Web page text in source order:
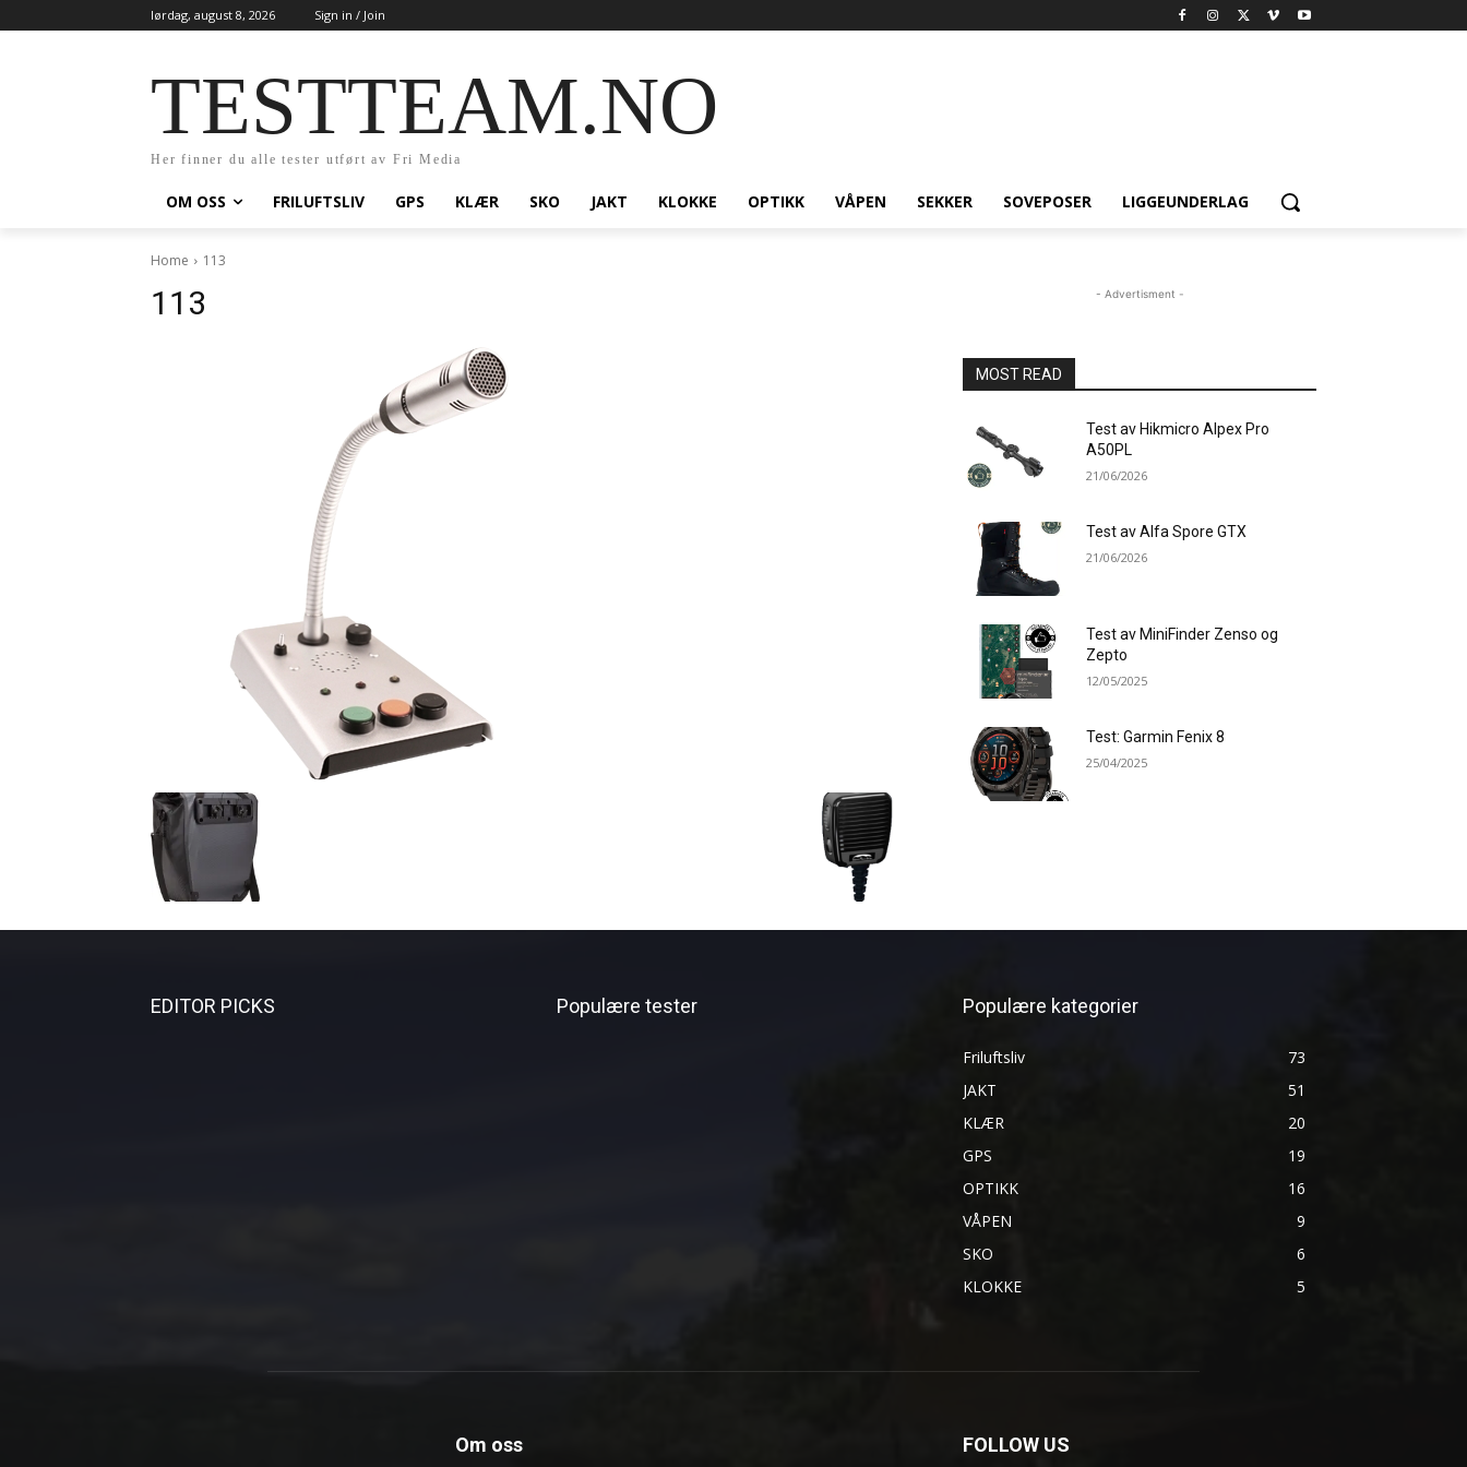
lørdag, august 8, 2026 Sign in / Join
TESTTEAM.NO
Her finner du alle tester utført av Fri Media
OM OSS FRILUFTSLIV GPS KLÆR SKO JAKT KLOKKE OPTIKK VÅPEN SEKKER SOVEPOSER LIGGEUNDERLAG
Home 113
113 - Advertisment -
MOST READ
Test av Hikmicro Alpex Pro
A50PL
21/06/2026
Test av Alfa Spore GTX
21/06/2026
Test av MiniFinder Zenso og
Zepto
12/05/2025
Test: Garmin Fenix 8
25/04/2025
EDITOR PICKS Populære tester Populære kategorier
Friluftsliv
73
JAKT
51
KLÆR
20
GPS
19
OPTIKK
16
VÅPEN
9
SKO
6
KLOKKE
5
Om oss FOLLOW US